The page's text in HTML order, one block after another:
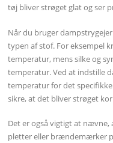
tøj bliver strøget glat og ser
Når du bruger
typen af stof. For eksempel
temperatur, mens silke og
temperatur. Ved at indstille
temperatur for det
sikre, at det bliver strøget
Det er også vigtigt at
pletter eller brændemærker